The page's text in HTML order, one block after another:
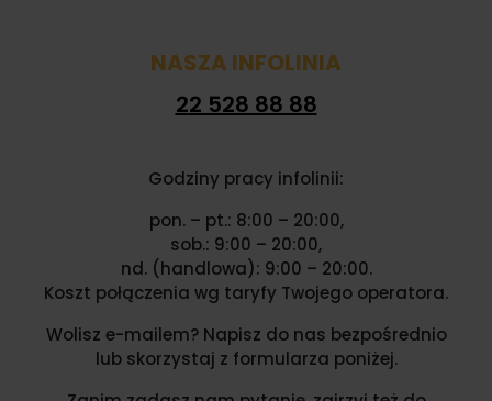
NASZA INFOLINIA
22 528 88 88
Godziny pracy infolinii:
pon. – pt.: 8:00 – 20:00,
sob.: 9:00 – 20:00,
nd. (handlowa): 9:00 – 20:00.
Koszt połączenia wg taryfy Twojego operatora.
Wolisz e-mailem? Napisz do nas bezpośrednio
lub skorzystaj z formularza poniżej.